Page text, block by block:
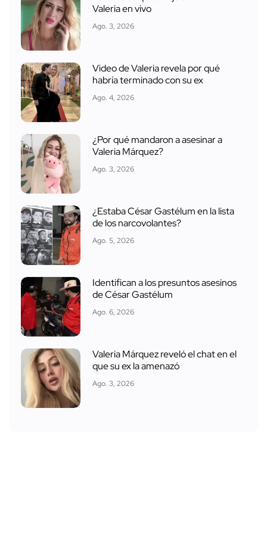
Valeria en vivo
Ago. 3, 2026
Video de Valeria revela por qué
habría terminado con su ex
Ago. 4, 2026
¿Por qué mandaron a asesinar a
Valeria Márquez?
Ago. 3, 2026
¿Estaba César Gastélum en la lista
de los narcovolantes?
Ago. 5, 2026
Identifican a los presuntos asesinos
de César Gastélum
Ago. 6, 2026
Valeria Márquez reveló el chat en el
que su ex la amenazó
Ago. 3, 2026